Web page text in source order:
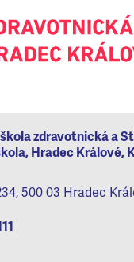
zdravotnická a
Hradec Králové,
500 03 Hradec